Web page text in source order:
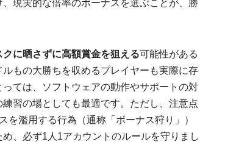
現実的な倍率のボーナスを選ぶことが、勝
クに晒さずに高額賞金を狙える可能性がある
もの大勝ちを収めるプレイヤーも実際に存
ては、ソフトウェアの動作やサポートの対
習の場としても最適です。ただし、注意点
濫用する行為（通称「ボーナス狩り」）
、必ず1人1アカウントのルールを守りまし